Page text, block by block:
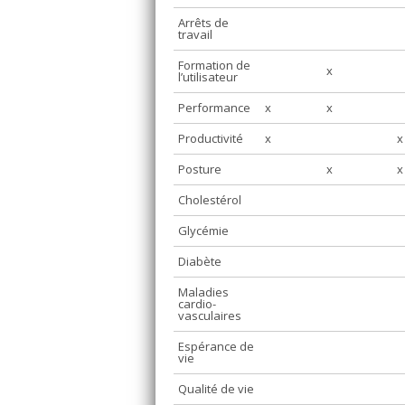
Arrêts de
travail
Formation de
l’utilisateur x
Performance x
x
Productivité
x x
Posture
x x
Cholestérol
Glycémie
Diabète
Maladies
cardio-
vasculaires
Espérance de
vie
Qualité de vie